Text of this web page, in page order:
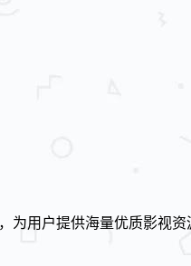
为用户提供海量优质影视